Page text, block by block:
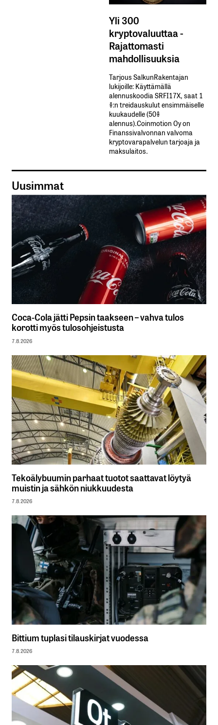
Yli 300
kryptovaluuttaa -
Rajattomasti
mahdollisuuksia
Tarjous SalkunRakentajan
lukijoille: Käyttämällä​ ​
alennuskoodia​ ​SRFI17X,​ ​saat​ ​1
%:n treidauskulut​ ​ensimmäiselle​ ​
kuukaudelle​ ​(50%​ ​
alennus).Coinmotion Oy on
Finanssivalvonnan valvoma
kryptovarapalvelun tarjoaja ja
maksulaitos.
Uusimmat
Coca-Cola jätti Pepsin taakseen – vahva tulos
korotti myös tulosohjeistusta
7.8.2026
Tekoälybuumin parhaat tuotot saattavat löytyä
muistin ja sähkön niukkuudesta
7.8.2026
Bittium tuplasi tilauskirjat vuodessa
7.8.2026